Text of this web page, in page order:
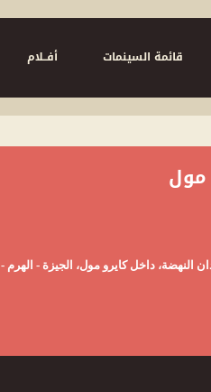
قائمة السينمات أفــلام
مول
النهضة، داخل كايرو مول، الجيزة - الهرم -